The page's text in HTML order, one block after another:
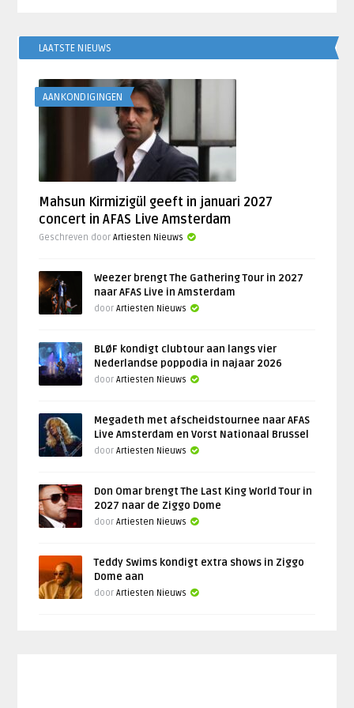
LAATSTE NIEUWS
AANKONDIGINGEN
Mahsun Kirmizigül geeft in januari 2027
concert in AFAS Live Amsterdam
Geschreven doorArtiesten Nieuws
Weezer brengt The Gathering Tour in 2027
naar AFAS Live in Amsterdam
doorArtiesten Nieuws
BLØF kondigt clubtour aan langs vier
Nederlandse poppodia in najaar 2026
doorArtiesten Nieuws
Megadeth met afscheidstournee naar AFAS
Live Amsterdam en Vorst Nationaal Brussel
doorArtiesten Nieuws
Don Omar brengt The Last King World Tour in
2027 naar de Ziggo Dome
doorArtiesten Nieuws
Teddy Swims kondigt extra shows in Ziggo
Dome aan
doorArtiesten Nieuws